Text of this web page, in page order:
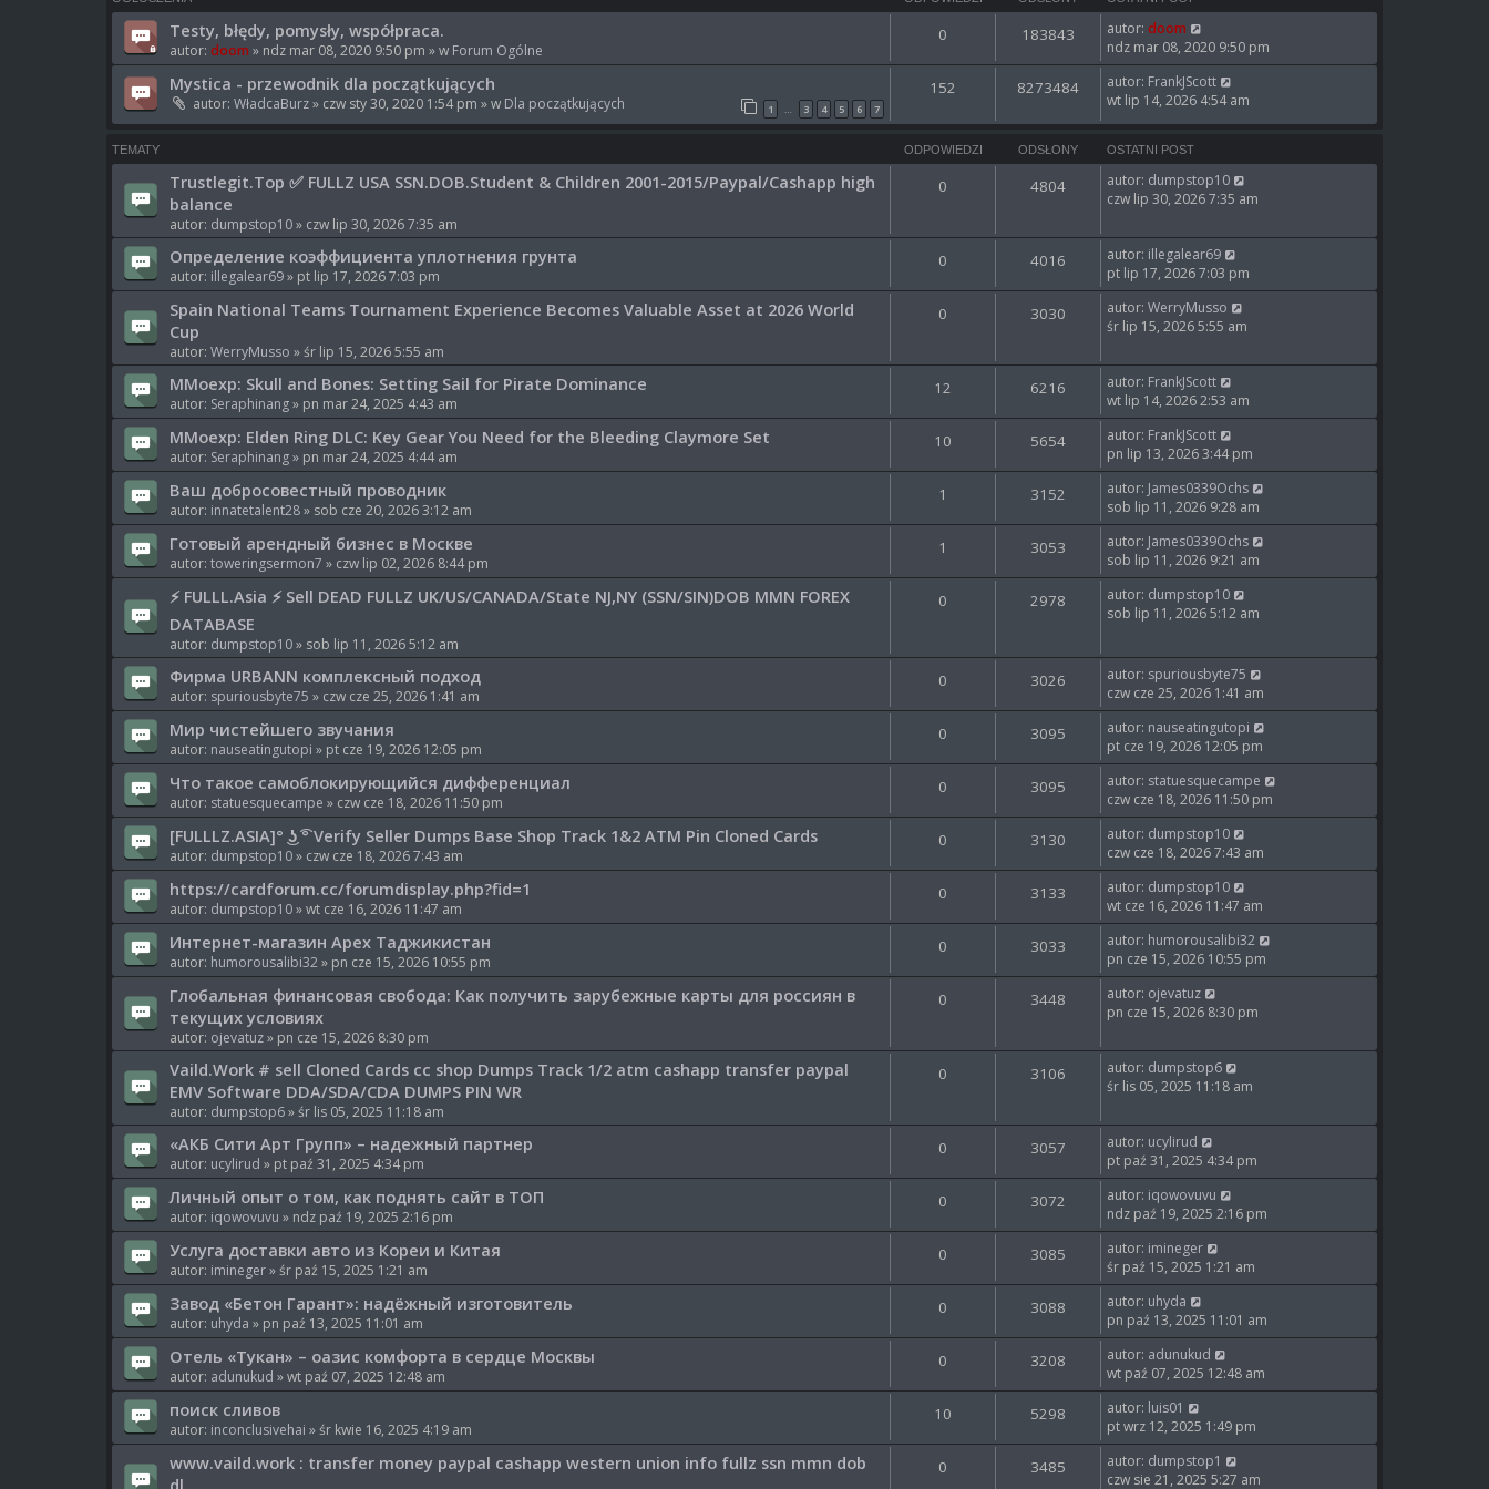
Testy, błędy, pomysły, współpraca.
autor: doom » ndz mar 08, 2020 9:50 pm » w Forum Ogólne
0 183843 autor: doom
ndz mar 08, 2020 9:50 pm
Mystica - przewodnik dla początkujących
autor: WładcaBurz» czw sty 30, 2020 1:54 pm » w Dla początkujących 1 … 3 4 5 6 7
152 8273484 autor: FrankJScott
wt lip 14, 2026 4:54 am
TEMATY ODPOWIEDZI ODSŁONY OSTATNI POST
Trustlegit.Top ✅ FULLZ USA SSN.DOB.Student & Сhildren 2001-2015/Paypal/Cashapp high
balance
autor: dumpstop10» czw lip 30, 2026 7:35 am
0 4804 autor: dumpstop10
czw lip 30, 2026 7:35 am
Определение коэффициента уплотнения грунта
autor: illegalear69» pt lip 17, 2026 7:03 pm
0 4016 autor: illegalear69
pt lip 17, 2026 7:03 pm
Spain National Teams Tournament Experience Becomes Valuable Asset at 2026 World
Cup
autor: WerryMusso » śr lip 15, 2026 5:55 am
0 3030 autor: WerryMusso
śr lip 15, 2026 5:55 am
MMoexp: Skull and Bones: Setting Sail for Pirate Dominance
autor: Seraphinang» pn mar 24, 2025 4:43 am
12 6216 autor: FrankJScott
wt lip 14, 2026 2:53 am
MMoexp: Elden Ring DLC: Key Gear You Need for the Bleeding Claymore Set
autor: Seraphinang» pn mar 24, 2025 4:44 am
10 5654 autor: FrankJScott
pn lip 13, 2026 3:44 pm
Ваш добросовестный проводник
autor: innatetalent28» sob cze 20, 2026 3:12 am
1 3152 autor: James0339Ochs
sob lip 11, 2026 9:28 am
Готовый арендный бизнес в Москве
autor: toweringsermon7 » czw lip 02, 2026 8:44 pm
1 3053 autor: James0339Ochs
sob lip 11, 2026 9:21 am
⚡ FULLL.Asia ⚡ Sell DEAD FULLZ UK/US/CANADA/State NJ,NY (SSN/SIN)DOB MMN FOREX
DATABASE
autor: dumpstop10» sob lip 11, 2026 5:12 am
0 2978 autor: dumpstop10
sob lip 11, 2026 5:12 am
Фирма URBANN комплексный подход
autor: spuriousbyte75 » czw cze 25, 2026 1:41 am
0 3026 autor: spuriousbyte75
czw cze 25, 2026 1:41 am
Мир чистейшего звучания
autor: nauseatingutopi » pt cze 19, 2026 12:05 pm
0 3095 autor: nauseatingutopi
pt cze 19, 2026 12:05 pm
Что такое самоблокирующийся дифференциал
autor: statuesquecampe » czw cze 18, 2026 11:50 pm
0 3095 autor: statuesquecampe
czw cze 18, 2026 11:50 pm
[FULLLZ.ASIA]° ͜ʖ ͡° Verify Seller Dumps Base Shop Track 1&2 ATM Pin Cloned Cards
autor: dumpstop10» czw cze 18, 2026 7:43 am
0 3130 autor: dumpstop10
czw cze 18, 2026 7:43 am
https://cardforum.cc/forumdisplay.php?fid=1
autor: dumpstop10» wt cze 16, 2026 11:47 am
0 3133 autor: dumpstop10
wt cze 16, 2026 11:47 am
Интернет-магазин Apex Таджикистан
autor: humorousalibi32» pn cze 15, 2026 10:55 pm
0 3033 autor: humorousalibi32
pn cze 15, 2026 10:55 pm
Глобальная финансовая свобода: Как получить зарубежные карты для россиян в
текущих условиях
autor: ojevatuz» pn cze 15, 2026 8:30 pm
0 3448 autor: ojevatuz
pn cze 15, 2026 8:30 pm
Vaild.Work # sell Cloned Cards cc shop Dumps Track 1/2 atm cashapp transfer paypal
EMV Software DDA/SDA/CDA DUMPS PIN WR
autor: dumpstop6» śr lis 05, 2025 11:18 am
0 3106 autor: dumpstop6
śr lis 05, 2025 11:18 am
«АКБ Сити Арт Групп» – надежный партнер
autor: ucylirud » pt paź 31, 2025 4:34 pm
0 3057 autor: ucylirud
pt paź 31, 2025 4:34 pm
Личный опыт о том, как поднять сайт в ТОП
autor: iqowovuvu » ndz paź 19, 2025 2:16 pm
0 3072 autor: iqowovuvu
ndz paź 19, 2025 2:16 pm
Услуга доставки авто из Кореи и Китая
autor: imineger» śr paź 15, 2025 1:21 am
0 3085 autor: imineger
śr paź 15, 2025 1:21 am
Завод «Бетон Гарант»: надёжный изготовитель
autor: uhyda » pn paź 13, 2025 11:01 am
0 3088 autor: uhyda
pn paź 13, 2025 11:01 am
Отель «Тукан» – оазис комфорта в сердце Москвы
autor: adunukud » wt paź 07, 2025 12:48 am
0 3208 autor: adunukud
wt paź 07, 2025 12:48 am
поиск сливов
autor: inconclusivehai » śr kwie 16, 2025 4:19 am
10 5298 autor: luis01
pt wrz 12, 2025 1:49 pm
www.vaild.work : transfer money paypal cashapp western union info fullz ssn mmn dob
0 3485 autor: dumpstop1
czw sie 21, 2025 5:27 am